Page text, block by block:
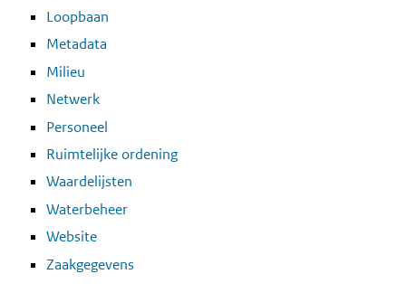
Loopbaan
Metadata
Milieu
Netwerk
Personeel
Ruimtelijke ordening
Waardelijsten
Waterbeheer
Website
Zaakgegevens